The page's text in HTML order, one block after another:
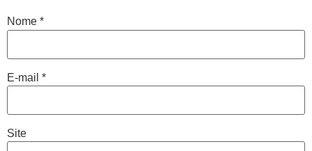
Nome *
E-mail *
Site
Demais Localidades: